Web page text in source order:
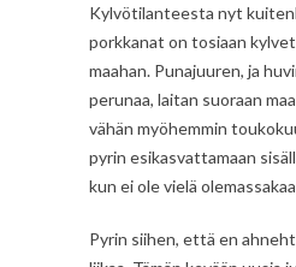
Kylvötilanteesta nyt
porkkanat on tosiaan
maahan. Punajuuren, ja
perunaa, laitan suoraan
vähän myöhemmin
pyrin esikasvattamaan
kun ei ole vielä
Pyrin siihen, että en